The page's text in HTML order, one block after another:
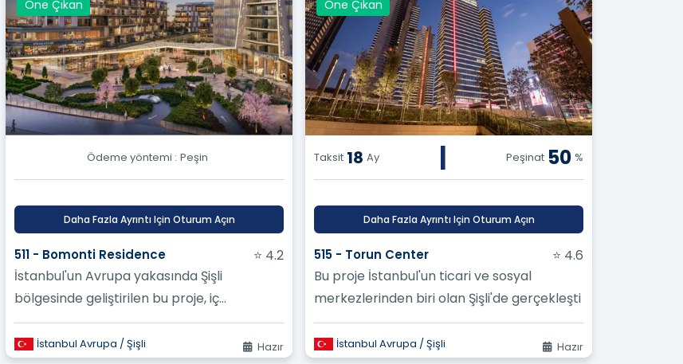
Öne Çıkan
Ödeme yöntemi : Peşin
Daha Fazla Ayrıntı Için Oturum Açın
511 - Bomonti Residence
⭐ 4.2
İstanbul'un Avrupa yakasında Şişli
bölgesinde geliştirilen bu proje, iç
kalitesiyle sakinlerinin yaşam standartlarını
yü... İstanbul Avrupa / Şişli Hazır
Öne Çıkan
Taksit 18 Ay | Peşinat 50 %
Daha Fazla Ayrıntı Için Oturum Açın
515 - Torun Center
⭐ 4.6
Bu proje İstanbul'un ticari ve sosyal
merkezlerinden biri olan Şişli'de gerçekleşti
İstanbul Avrupa / Şişli Hazır